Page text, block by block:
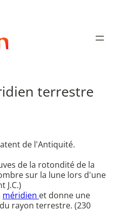
terrestre
de l'Antiquité.
de la rotondité de la
sur la lune lors d'une
J.C.)
méridien et donne une
rayon terrestre. (230